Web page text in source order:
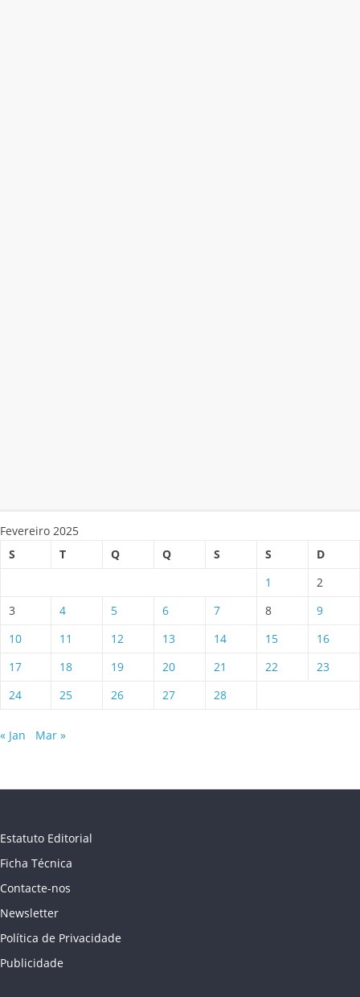
Fevereiro 2025
S
T Q Q S S
D
1
2
3
4 5 6 7 8
9
10
11 12 13 14 15
16
17
18 19 20 21 22
23
24
25 26 27 28
« Jan Mar »
Estatuto Editorial
Ficha Técnica
Contacte-nos
Newsletter
Política de Privacidade
Publicidade